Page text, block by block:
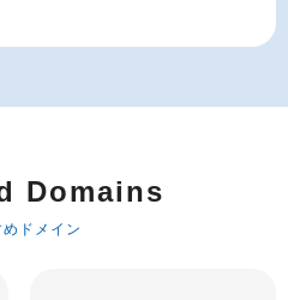
Domains
めドメイン